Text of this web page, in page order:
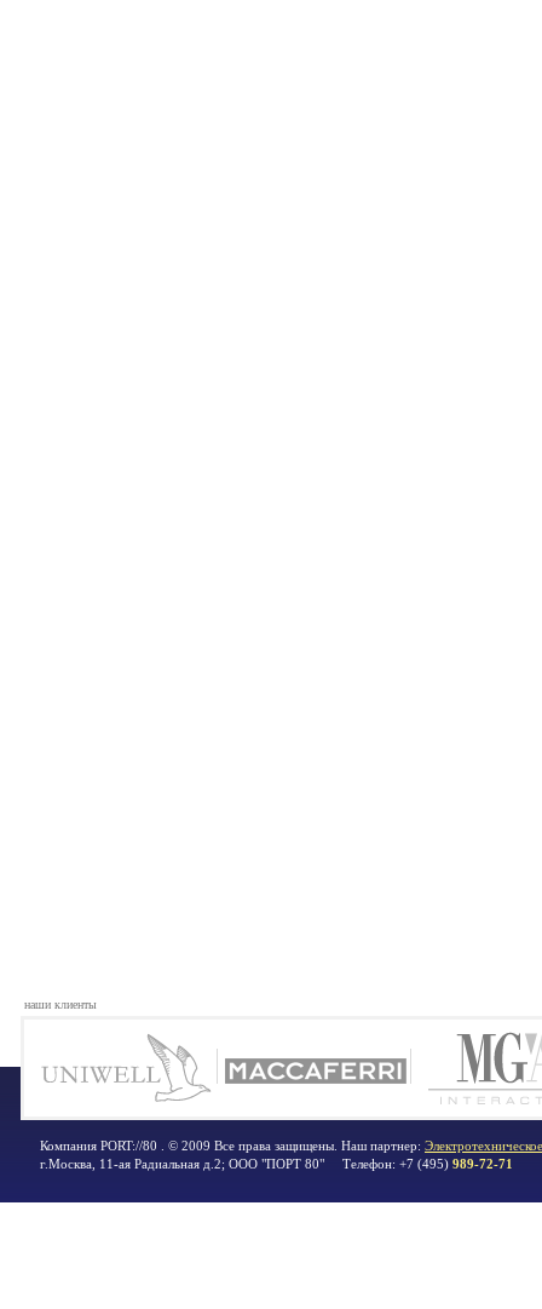
наши клиенты
Компания PORT://80 . © 2009 Все права защищены. Наш партнер:
г.Москва 11-ая Радиальная д.2; ООО "ПОРТ 80" Телефон: +7 (495) 989-72-71